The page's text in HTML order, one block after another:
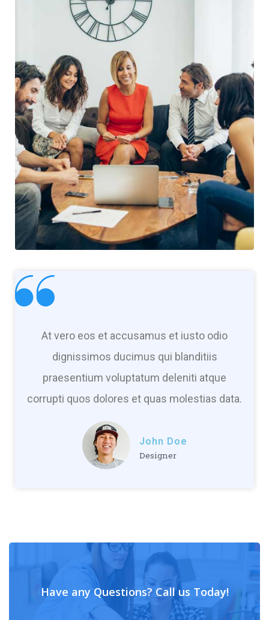
At vero eos et accusamus et iusto odio
dignissimos ducimus qui blanditiis
praesentium voluptatum deleniti atque
corrupti quos dolores et quas molestias data.
John Doe
Designer
Have any Questions? Call us Today!